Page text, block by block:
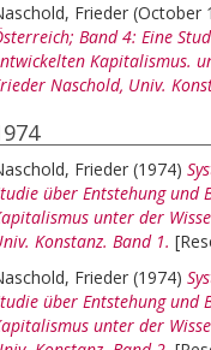
Frieder (October
Band 4: Eine
Kapitalismus.
Naschold, Univ.
Frieder (1974)
über Entstehung und
unter der
Konstanz. Band 1.
Frieder (1974)
über Entstehung und
unter der